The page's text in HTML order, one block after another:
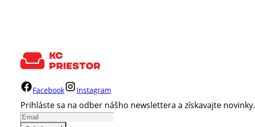
Facebook Instagram
Prihláste sa na odber nášho newslettera a získavajte novinky.